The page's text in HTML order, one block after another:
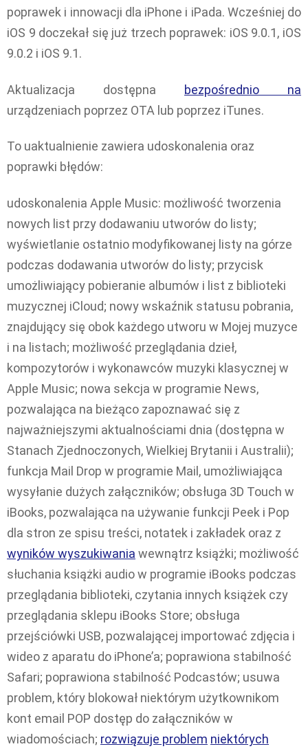
poprawek i innowacji dla iPhone i iPada. Wcześniej do
iOS 9 doczekał się już trzech poprawek: iOS 9.0.1, iOS
9.0.2 i iOS 9.1.
Aktualizacja dostępna bezpośrednio na
urządzeniach poprzez OTA lub poprzez iTunes.
To uaktualnienie zawiera udoskonalenia oraz
poprawki błędów:
udoskonalenia Apple Music: możliwość tworzenia
nowych list przy dodawaniu utworów do listy;
wyświetlanie ostatnio modyfikowanej listy na górze
podczas dodawania utworów do listy; przycisk
umożliwiający pobieranie albumów i list z biblioteki
muzycznej iCloud; nowy wskaźnik statusu pobrania,
znajdujący się obok każdego utworu w Mojej muzyce
i na listach; możliwość przeglądania dzieł,
kompozytorów i wykonawców muzyki klasycznej w
Apple Music; nowa sekcja w programie News,
pozwalająca na bieżąco zapoznawać się z
najważniejszymi aktualnościami dnia (dostępna w
Stanach Zjednoczonych, Wielkiej Brytanii i Australii);
funkcja Mail Drop w programie Mail, umożliwiająca
wysyłanie dużych załączników; obsługa 3D Touch w
iBooks, pozwalająca na używanie funkcji Peek i Pop
dla stron ze spisu treści, notatek i zakładek oraz z
wyników wyszukiwania wewnątrz książki; możliwość
słuchania książki audio w programie iBooks podczas
przeglądania biblioteki, czytania innych książek czy
przeglądania sklepu iBooks Store; obsługa
przejściówki USB, pozwalającej importować zdjęcia i
wideo z aparatu do iPhone’a; poprawiona stabilność
Safari; poprawiona stabilność Podcastów; usuwa
problem, który blokował niektórym użytkownikom
kont email POP dostęp do załączników w
wiadomościach; rozwiązuje problem niektórych